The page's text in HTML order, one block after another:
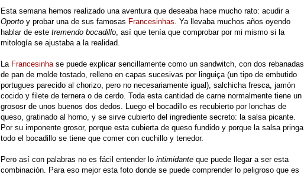
Esta semana hemos realizado una aventura que deseaba hace mucho rato: acudir a
Oporto y probar una de sus famosas Francesinhas . Ya llevaba muchos años oyendo
hablar de este tremendo bocadillo , así que tenía que comprobar por mi mismo si la
mitología se ajustaba a la realidad.
La Francesinha se puede explicar sencillamente como un sandwitch, con dos rebanadas
de pan de molde tostado, relleno en capas sucesivas por linguiça (un tipo de embutido
portugues parecido al chorizo, pero no necesariamente igual), salchicha fresca, jamón
cocido y filete de ternera o de cerdo. Toda esta cantidad de carne normalmente tiene un
grososr de unos buenos dos dedos. Luego el bocadillo es recubierto por lonchas de
queso, gratinado al horno, y se sirve cubierto del ingrediente secreto: la salsa picante.
Por su imponente grosor, porque esta cubierta de queso fundido y porque la salsa pringa
todo el bocadillo se tiene que comer con cuchillo y tenedor.
Pero así con palabras no es fácil entender lo intimidante que puede llegar a ser esta
combinación. Para eso mejor esta foto donde se puede comprender lo peligroso que es